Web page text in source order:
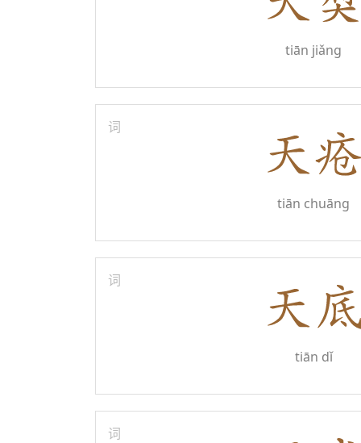
tiān jiǎng
词
tiān chuāng
词
tiān dǐ
词